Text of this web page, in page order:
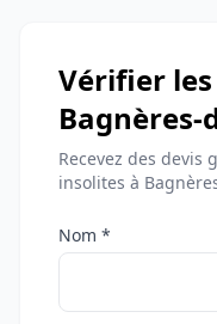
Vérifier
Bagnères-
Recevez des devis
insolites à
Nom *